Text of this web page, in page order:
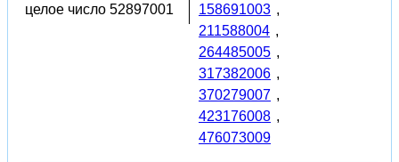
целое число 52897001
158691003 ,
211588004 ,
264485005 ,
317382006 ,
370279007 ,
423176008 ,
476073009